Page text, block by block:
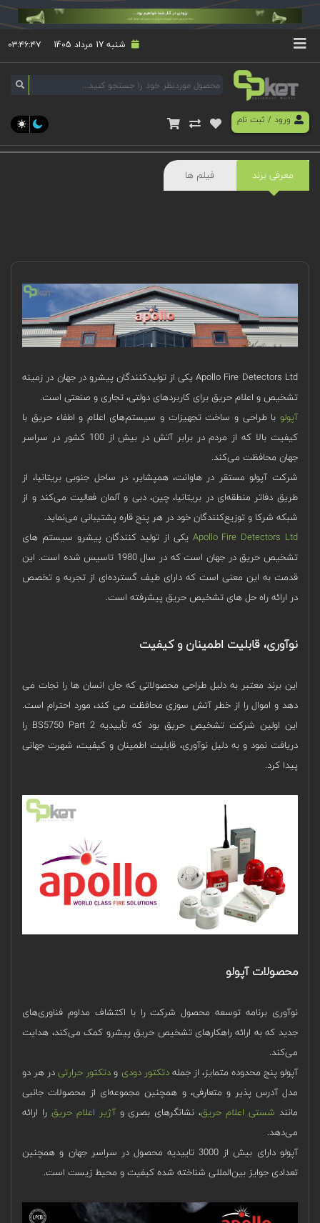
شنبه 17 مرداد 1405 ۰۳:۴۶:۴۷
ورود/ ثبت نام
معرفی برند فیلم ها
Apollo Fire Detectors Ltd یکی از تولیدکنندگان پیشرو در جهان در زمینه
تشخیص و اعلام حریق برای کاربردهای دولتی، تجاری و صنعتی است.
آپولو با طراحی و ساخت تجهیزات و سیستم‌های اعلام و اطفاء حریق با
کیفیت بالا که از مردم در برابر آتش در بیش از 100 کشور در سراسر
جهان محافظت می‌کند.
شرکت آپولو مستقر در هاوانت، همپشایر، در ساحل جنوبی بریتانیا، از
طریق دفاتر منطقه‌ای در بریتانیا، چین، دبی و آلمان فعالیت می‌کند و از
شبکه شرکا و توزیع‌کنندگان خود در هر پنج قاره پشتیبانی می‌نماید.
Apollo Fire Detectors Ltd یکی از تولید کنندگان پیشرو سیستم‌ های
تشخیص حریق در جهان است که در سال 1980 تاسیس شده است. این
قدمت به این معنی است که دارای طیف گسترده‌ای از تجربه و تخصص
در ارائه راه حل های تشخیص حریق پیشرفته است.
نوآوری، قابلیت اطمینان و کیفیت
این برند معتبر به دلیل طراحی محصولاتی که جان انسان ‌ها را نجات می
‌دهد و اموال را از خطر آتش سوزی محافظت می‌ کند، مورد احترام است.
این اولین شرکت تشخیص حریق بود که تأییدیه BS5750 Part 2 را
دریافت نمود و به دلیل نوآوری، قابلیت اطمینان و کیفیت، شهرت جهانی
پیدا کرد.
محصولات آپولو
نوآوری برنامه توسعه محصول شرکت را با اکتشاف مداوم فناوری‌های
جدید که به ارائه راهکارهای تشخیص حریق پیشرو کمک می‌کند، هدایت
می‌کند.
آپولو پنج محدوده متمایز، از جملهدتکتور دودی ودتکتور حرارتیدر هر دو
مدل آدرس پذیر و متعارفی، و همچنین مجموعه‌ای از محصولات جانبی
مانند شستی اعلام حریق، نشانگرهای بصری وآژیر اعلام حریق را ارائه
می‌دهد.
آپولو دارای بیش از 3000 تاییدیه محصول در سراسر جهان و همچنین
تعدادی جوایز بین‌المللی شناخته شده کیفیت و محیط زیست است.